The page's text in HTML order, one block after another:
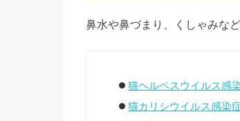
鼻水や鼻づまり、くしゃみな
猫ヘルペスウイルス感
猫カリシウイルス感染